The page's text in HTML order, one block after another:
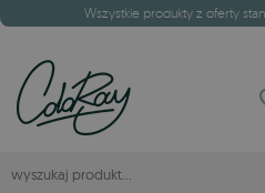
Wszystkie produkty z oferty